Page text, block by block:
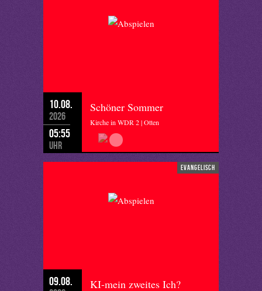
10.08.
2026
05:55
Uhr
Schöner Sommer
Kirche in WDR 2 | Otten
evangelisch
09.08. KI-mein zweites Ich?